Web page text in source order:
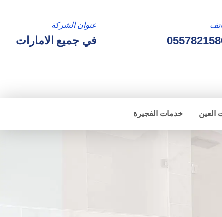
عنوان الشركة
في جميع الامارات
العين خدمات الفجيرة